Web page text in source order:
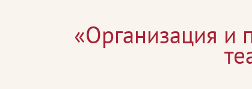
«Организация и